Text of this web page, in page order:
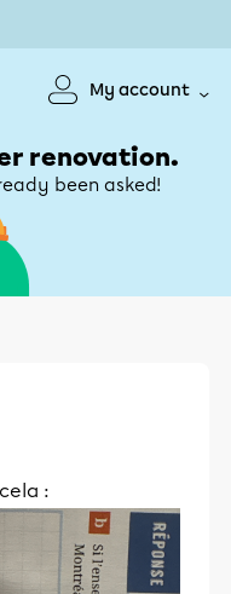
My account
renovation.
been asked!
: